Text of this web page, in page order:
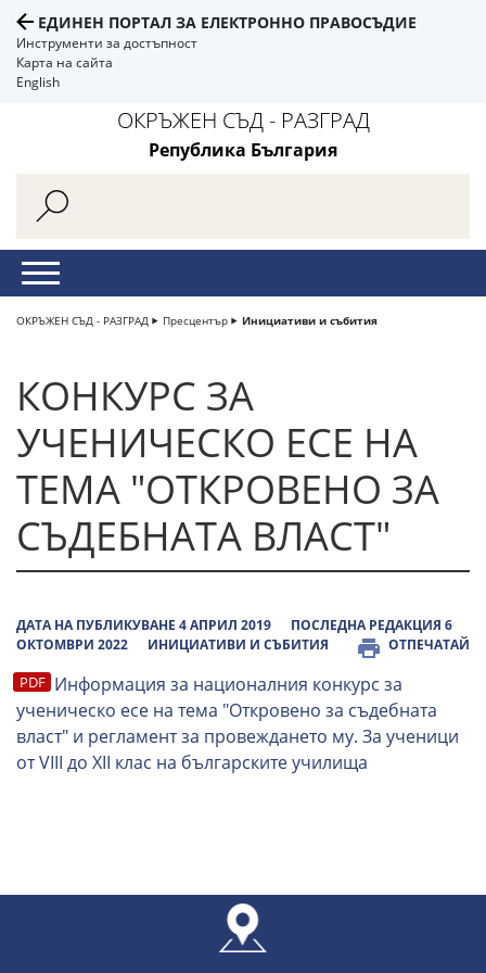
ЕДИНЕН ПОРТАЛ ЗА ЕЛЕКТРОННО ПРАВОСЪДИЕ
Инструменти за достъпност
Карта на сайта
English
ОКРЪЖЕН СЪД - РАЗГРАД
Република България
ОКРЪЖЕН СЪД - РАЗГРАД Пресцентър Инициативи и събития
КОНКУРС ЗА
УЧЕНИЧЕСКО ЕСЕ НА
ТЕМА "ОТКРОВЕНО ЗА
СЪДЕБНАТА ВЛАСТ"
ДАТА НА ПУБЛИКУВАНЕ 4 АПРИЛ 2019
ПОСЛЕДНА РЕДАКЦИЯ 6
ОКТОМВРИ 2022
ИНИЦИАТИВИ И СЪБИТИЯ ОТПЕЧАТАЙ
Информация за националния конкурс за
ученическо есе на тема "Откровено за съдебната
власт" и регламент за провеждането му. За ученици
от VIII до XII клас на българските училища